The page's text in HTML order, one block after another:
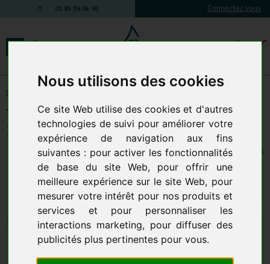
Nous utilisons des cookies
Ce site Web utilise des cookies et d'autres
technologies de suivi pour améliorer votre
expérience de navigation aux fins
suivantes : pour activer les fonctionnalités
de base du site Web, pour offrir une
meilleure expérience sur le site Web, pour
mesurer votre intérêt pour nos produits et
services et pour personnaliser les
interactions marketing, pour diffuser des
publicités plus pertinentes pour vous.
01 85 36 04 90 Connectez vous
Produits d'entretien
Tampon Sur Eponge (Tamponge) Vert
3M Le Lot De 10
26 EN STOCK
:
17,96 € HT 21,55 € TTC
AJOUTER AU PANIER